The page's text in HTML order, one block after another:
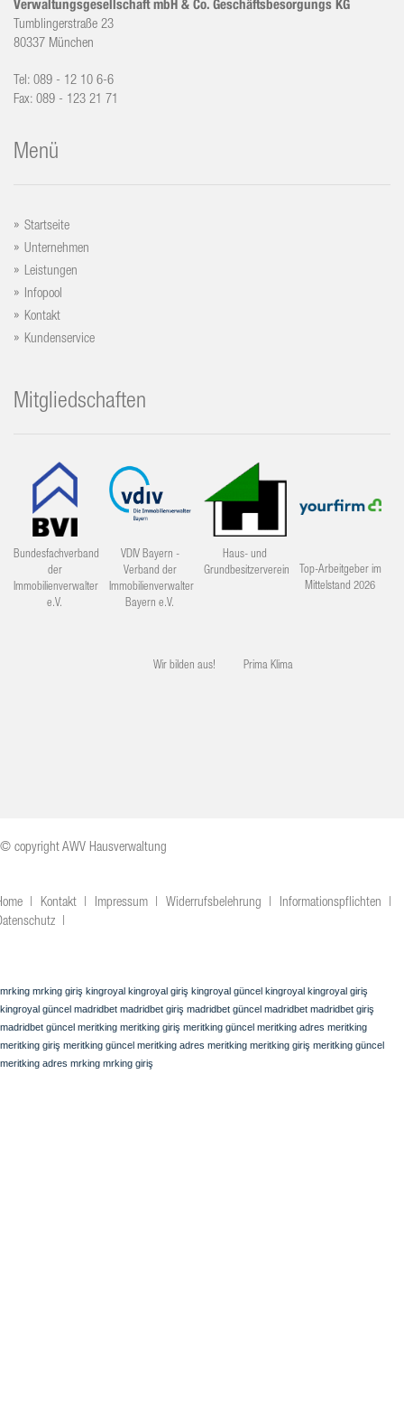
Verwaltungsgesellschaft mbH & Co. Geschäftsbesorgungs KG
Tumblingerstraße 23
80337 München
Tel: 089 - 12 10 6-6
Fax: 089 - 123 21 71
Menü
Startseite
Unternehmen
Leistungen
Infopool
Kontakt
Kundenservice
Mitgliedschaften
Bundesfachverband
der
Immobilienverwalter
e.V.
VDIV Bayern -
Verband der
Immobilienverwalter
Bayern e.V.
Haus- und
Grundbesitzerverein
Top-Arbeitgeber im
Mittelstand 2026
Wir bilden aus! Prima Klima
© copyright AWV Hausverwaltung
Kontakt Impressum Widerrufsbelehrung
Informationspflichten
mrking mrking giriş kingroyal kingroyal giriş kingroyal güncel kingroyal kingroyal giriş
kingroyal güncel madridbet madridbet giriş madridbet güncel madridbet madridbet giriş
madridbet güncel meritking meritking giriş meritking güncel meritking adres meritking
meritking giriş meritking güncel meritking adres meritking meritking giriş meritking güncel
meritking adres mrking mrking giriş